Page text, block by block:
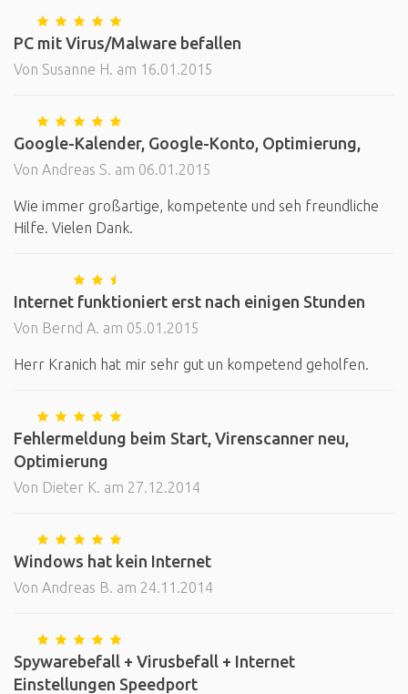
PC mit Virus/Malware befallen
Von Susanne H. am 16.01.2015
Google-Kalender, Google-Konto, Optimierung,
Von Andreas S. am 06.01.2015
Wie immer großartige, kompetente und seh freundliche
Hilfe. Vielen Dank.
Internet funktioniert erst nach einigen Stunden
Von Bernd A. am 05.01.2015
Herr Kranich hat mir sehr gut un kompetend geholfen.
Fehlermeldung beim Start, Virenscanner neu,
Optimierung
Von Dieter K. am 27.12.2014
Windows hat kein Internet
Von Andreas B. am 24.11.2014
Spywarebefall + Virusbefall + Internet
Einstellungen Speedport